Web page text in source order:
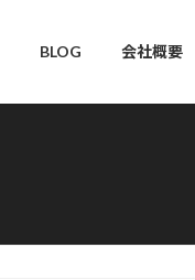
BLOG 会社概要